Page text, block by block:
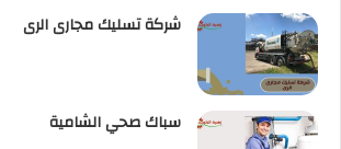
شركة تسليك مجارى الرى
سباك صحي الشامية